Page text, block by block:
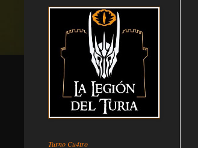
Turno Cu4tro